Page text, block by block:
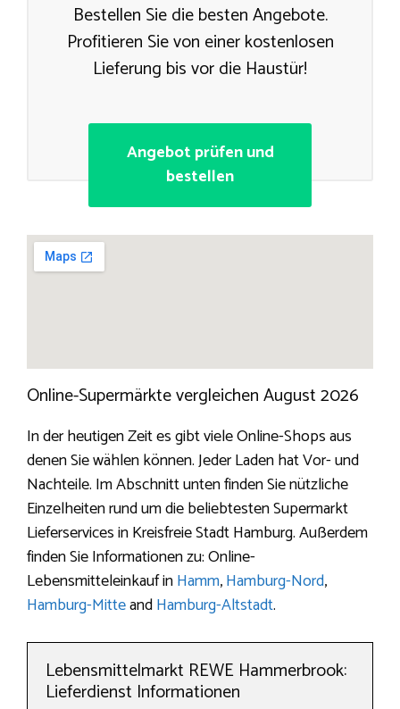
Bestellen Sie die besten Angebote.
Profitieren Sie von einer kostenlosen
Lieferung bis vor die Haustür!
Angebot prüfen und
bestellen
Online-Supermärkte vergleichen August 2026
In der heutigen Zeit es gibt viele Online-Shops aus
denen Sie wählen können. Jeder Laden hat Vor- und
Nachteile. Im Abschnitt unten finden Sie nützliche
Einzelheiten rund um die beliebtesten Supermarkt
Lieferservices in Kreisfreie Stadt Hamburg. Außerdem
finden Sie Informationen zu: Online-
Lebensmitteleinkauf inHamm,Hamburg-Nord,
Hamburg-MitteandHamburg-Altstadt.
Lebensmittelmarkt REWE Hammerbrook:
Lieferdienst Informationen